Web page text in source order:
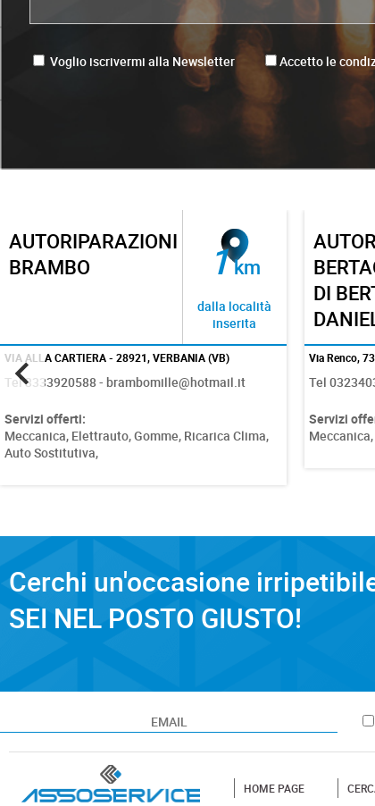
Voglio iscrivermi alla Newsletter Accetto le
AUTORIPARAZIONI
BERTACCO S.N.C.
1km
dalla località
inserita
Via Renco, 73/G - 28923, Verbania (VB)
Tel 0323403118 - off.bertacco@hotmail.it
Servizi offerti:
Meccanica, Elettrauto,Gomme,
SNC
VIA XXV
Tel
Servizi
Meccanica,
Cerchi un'occasione
SEI NEL POSTO GIUSTO!
HOME PAGE